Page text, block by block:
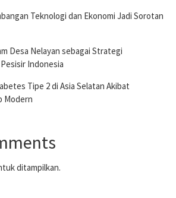
Teknologi dan Ekonomi Jadi Sorotan
Desa Nelayan sebagai Strategi
Indonesia
Tipe 2 di Asia Selatan Akibat
Modern
ditampilkan.